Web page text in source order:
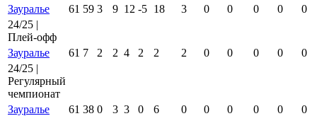
Зауралье
61 59 3 9 12 -5 18 3 0 0 0 0
0
24/25 |
Плей-офф
Зауралье
61 7 2 2 4 2 2 2 0 0 0 0
0
24/25 |
Регулярный
чемпионат
Зауралье
61 38 0 3 3 0 6 0 0 0 0 0
0